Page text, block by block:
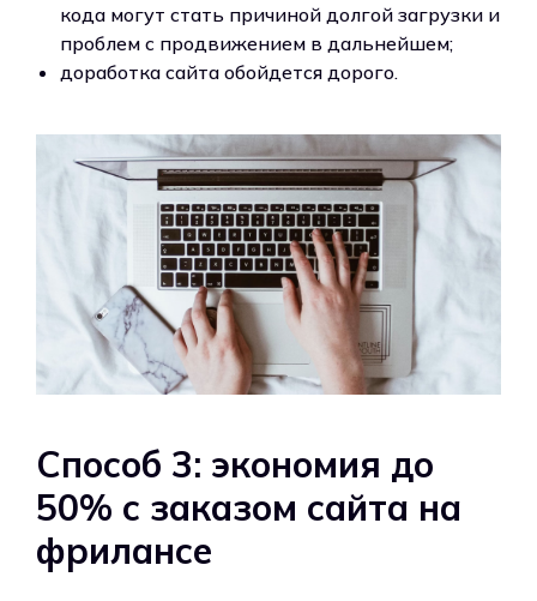
кода могут стать причиной долгой загрузки и
проблем с продвижением в дальнейшем;
доработка сайта обойдется дорого.
Способ 3: экономия до
50% с заказом сайта на
фрилансе